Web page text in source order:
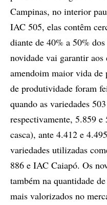
Campinas, no interior
IAC 505, elas contêm
diante de 40% a 50%
novidade vai garantir aos
amendoim maior vida de
de produtividade foram
quando as variedades
respectivamente, 5.859
casca), ante 4.412 e
variedades utilizadas
886 e IAC Caiapó. Os
também na quantidade
mais valorizados no